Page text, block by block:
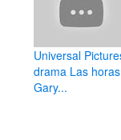
Universal
drama Las
Gary...